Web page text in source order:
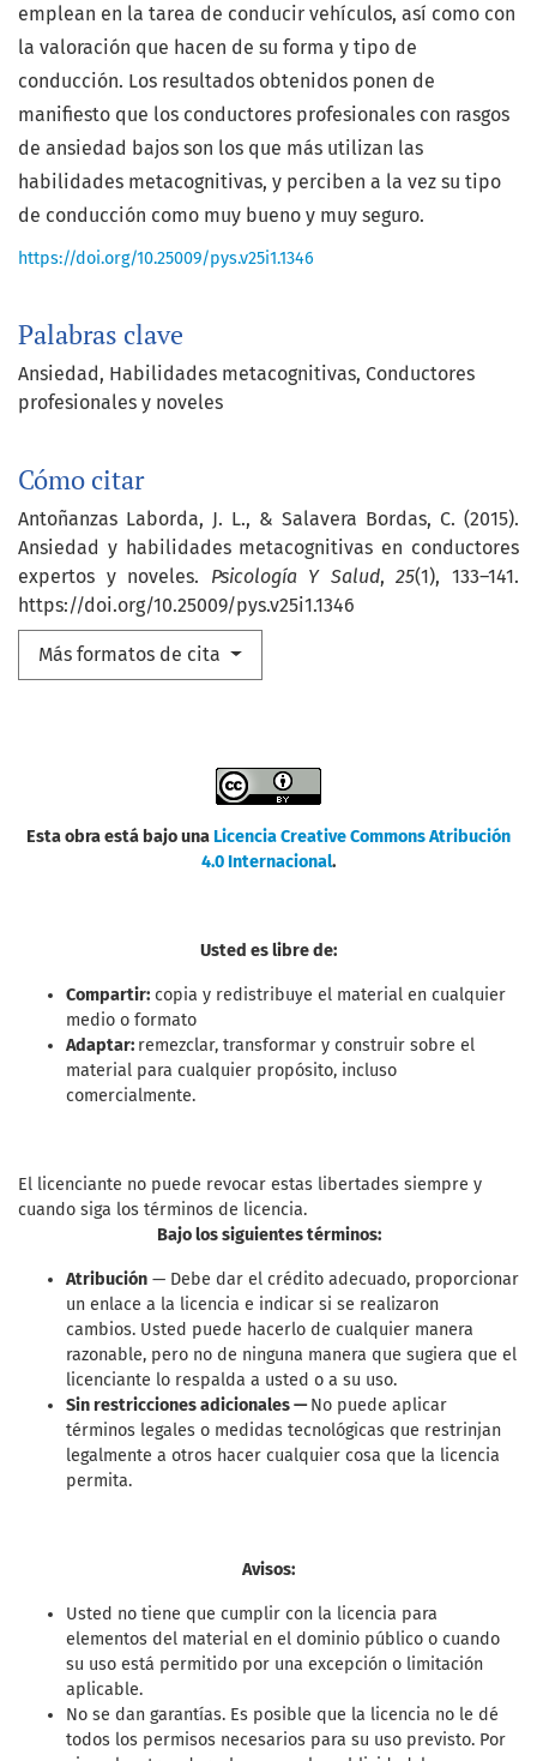
Palabras clave
Ansiedad Habilidades metacognitivas Conductores
profesionales y noveles
Cómo citar
Antoñanzas Laborda, J. L., & Salavera Bordas, C. (2015).
Ansiedad y habilidades metacognitivas en conductores
expertos y noveles. Psicología Y Salud,25(1), 133–141.
https://doi.org/10.25009/pys.v25i1.1346
Más formatos de cita
emplean en la tarea de conducir vehículos, así como con
la valoración que hacen de su forma y tipo de
conducción. Los resultados obtenidos ponen de
manifiesto que los conductores profesionales con rasgos
de ansiedad bajos son los que más utilizan las
habilidades metacognitivas, y perciben a la vez su tipo
de conducción como muy bueno y muy seguro.
https://doi.org/10.25009/pys.v25i1.1346
Esta obra está bajo una Licencia Creative Commons Atribución
4.0 Internacional.
Usted es libre de:
Compartir: copia y redistribuye el material en cualquier
medio o formato
Adaptar: remezclar, transformar y construir sobre el
material para cualquier propósito, incluso
comercialmente.
El licenciante no puede revocar estas libertades siempre y
cuando siga los términos de licencia.
Bajo los siguientes términos:
Atribución — Debe dar el crédito adecuado, proporcionar
un enlace a la licencia e indicar si se realizaron
cambios. Usted puede hacerlo de cualquier manera
razonable, pero no de ninguna manera que sugiera que el
licenciante lo respalda a usted o a su uso.
Sin restricciones adicionales —No puede aplicar
términos legales o medidas tecnológicas que restrinjan
legalmente a otros hacer cualquier cosa que la licencia
permita.
Avisos:
Usted no tiene que cumplir con la licencia para
elementos del material en el dominio público o cuando
su uso está permitido por una excepción o limitación
aplicable.
No se dan garantías. Es posible que la licencia no le dé
todos los permisos necesarios para su uso previsto. Por